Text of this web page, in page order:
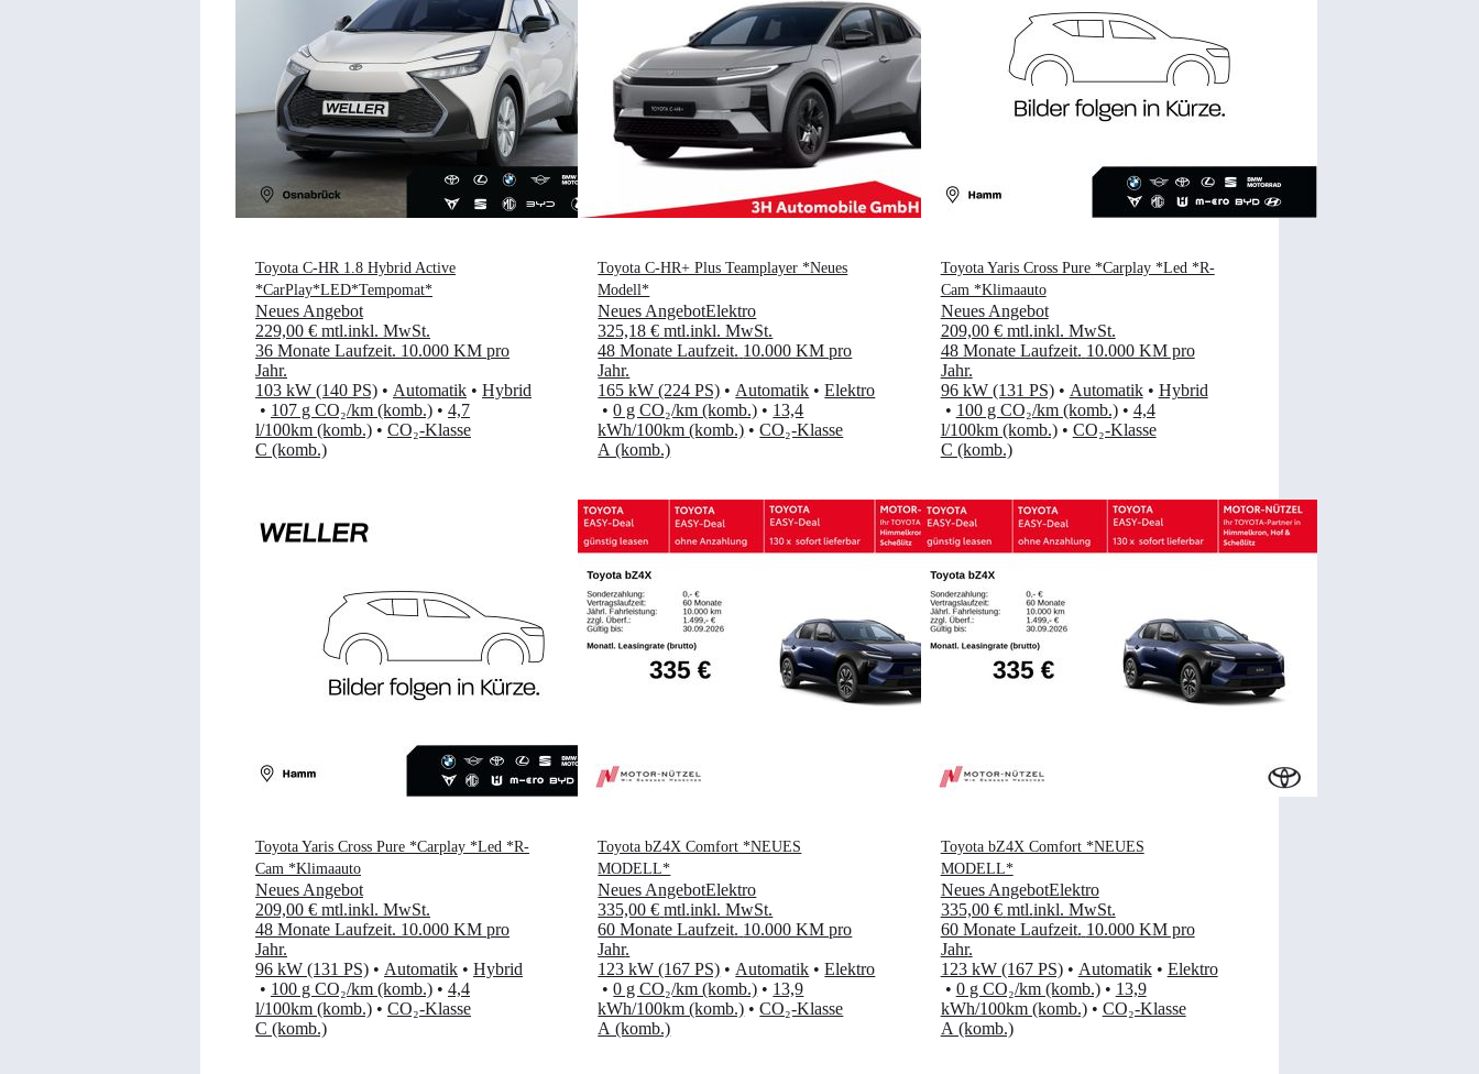
Toyota C-HR 1.8 Hybrid Active
*CarPlay*LED*Tempomat*
Neues Angebot
229,00 € mtl.inkl. MwSt.
36 Monate Laufzeit. 10.000 KM pro
Jahr.
103 kW (140 PS) • Automatik • Hybrid
• 107 g CO₂/km (komb.) • 4,7
l/100km (komb.) • CO₂-Klasse
C (komb.)
Toyota C-HR+ Plus Teamplayer *Neues
Modell*
Neues AngebotElektro
325,18 € mtl.inkl. MwSt.
48 Monate Laufzeit. 10.000 KM pro
Jahr.
165 kW (224 PS) • Automatik • Elektro
• 0 g CO₂/km (komb.) • 13,4
kWh/100km (komb.) • CO₂-Klasse
A (komb.)
Toyota Yaris Cross Pure *Carplay *Led *R-
Cam *Klimaauto
Neues Angebot
209,00 € mtl.inkl. MwSt.
48 Monate Laufzeit. 10.000 KM pro
Jahr.
96 kW (131 PS) • Automatik • Hybrid
• 100 g CO₂/km (komb.) • 4,4
l/100km (komb.) • CO₂-Klasse
C (komb.)
Toyota Yaris Cross Pure *Carplay *Led *R-
Cam *Klimaauto
Neues Angebot
209,00 € mtl.inkl. MwSt.
48 Monate Laufzeit. 10.000 KM pro
Jahr.
96 kW (131 PS) • Automatik • Hybrid
• 100 g CO₂/km (komb.) • 4,4
l/100km (komb.) • CO₂-Klasse
C (komb.)
Toyota bZ4X Comfort *NEUES
MODELL*
Neues AngebotElektro
335,00 € mtl.inkl. MwSt.
60 Monate Laufzeit. 10.000 KM pro
Jahr.
123 kW (167 PS) • Automatik • Elektro
• 0 g CO₂/km (komb.) • 13,9
kWh/100km (komb.) • CO₂-Klasse
A (komb.)
Toyota bZ4X Comfort *NEUES
MODELL*
Neues AngebotElektro
335,00 € mtl.inkl. MwSt.
60 Monate Laufzeit. 10.000 KM pro
Jahr.
123 kW (167 PS) • Automatik • Elektro
• 0 g CO₂/km (komb.) • 13,9
kWh/100km (komb.) • CO₂-Klasse
A (komb.)